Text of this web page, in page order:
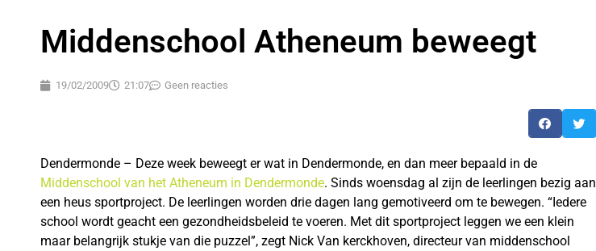
Middenschool Atheneum beweegt
19/02/2009 21:07 Geen reacties
Dendermonde – Deze week beweegt er wat in Dendermonde, en dan meer bepaald in de
Middenschool van het Atheneum in Dendermonde. Sinds woensdag al zijn de leerlingen bezig aan
een heus sportproject. De leerlingen worden drie dagen lang gemotiveerd om te bewegen. “Iedere
school wordt geacht een gezondheidsbeleid te voeren. Met dit sportproject leggen we een klein
maar belangrijk stukje van die puzzel”, zegt Nick Van kerckhoven, directeur van middenschool